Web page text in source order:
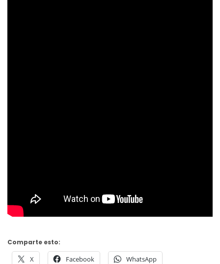
Comparte esto:
X Facebook WhatsApp